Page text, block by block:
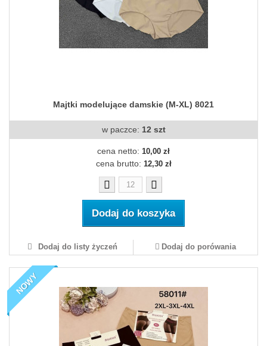
Majtki modelujące damskie (M-XL) 8021
w paczce: 12 szt
cena netto: 10,00 zł
cena brutto: 12,30 zł
Dodaj do koszyka
Dodaj do listy życzeń Dodaj do porówania
NOWY